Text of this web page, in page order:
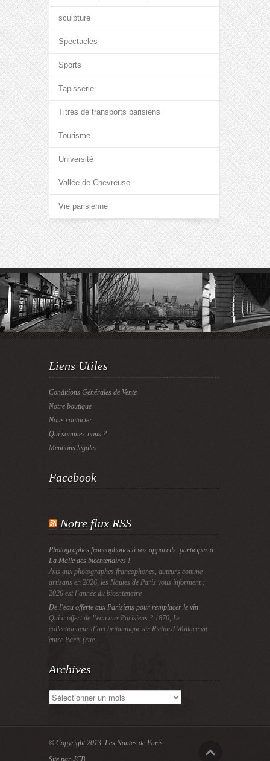
sculpture
Spectacles
Sports
Tapisserie
Titres de transports parisiens
Tourisme
Université
Vallée de Chevreuse
Vie parisienne
Liens Utiles
Conditions Générales de Vente
Notre boutique
Nous contacter
Qui sommes-nous ?
Mentions légales
Facebook
Notre flux RSS
Photographes francophones à vos appareils, participez à
La Malle des bicentenaires !
Avis aux photographes francophones, auteurs comme
artisans en 2026, les Nautes de Paris vous informent :
2026 est l’année du bicentenaire
De l’eau offerte aux Parisiens pour remplacer le vin
Qui a offert de l’eau aux Parisiens ? 1870, Le
collectionneur d’art britannique sir Richard Wallace vit
entre Paris (rue
Archives
Archives
© Copyright 2013. Les Nautes de Paris
Site par JCB